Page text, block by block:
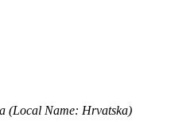
(Local Name: Hrvatska)